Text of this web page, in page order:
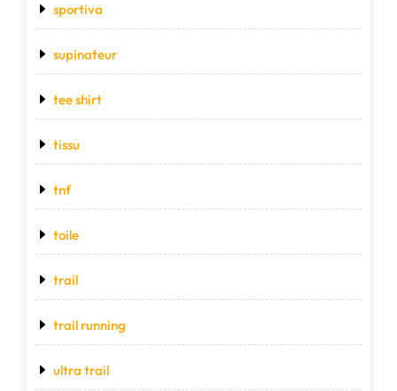
sportiva
supinateur
tee shirt
tissu
tnf
toile
trail
trail running
ultra trail